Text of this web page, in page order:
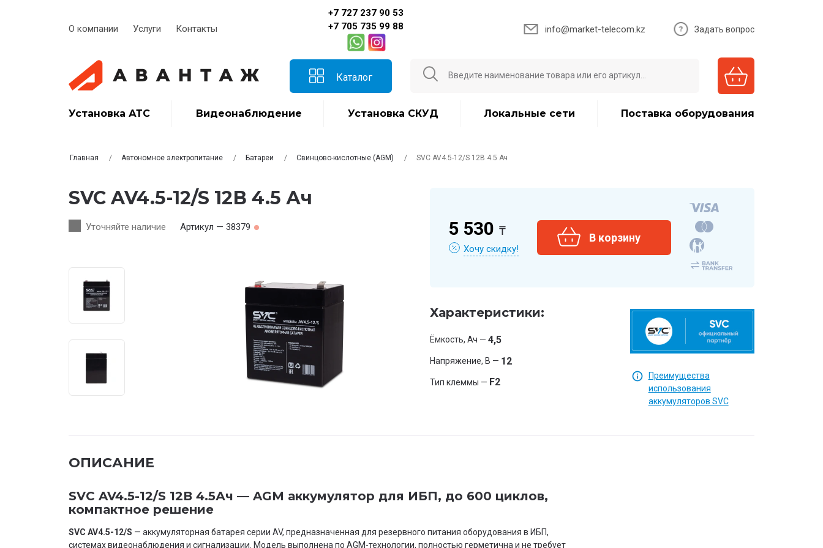
О компании Услуги Контакты
+7 727 237 90 53
+7 705 735 99 88
info@market-telecom.kz Задать вопрос
Каталог
Установка АТС Видеонаблюдение Установка СКУД Локальные сети Поставка оборудования
Главная Автономное электропитание Батареи Свинцово-кислотные (AGM) SVC AV4.5-12/S 12В 4.5 Ач
SVC AV4.5-12/S 12В 4.5 Ач
Уточняйте наличие Артикул — 38379 5 530 ₸
Хочу скидку!
Характеристики:
Ёмкость, Ач — 4,5
Напряжение, В — 12
Тип клеммы — F2
Преимущества
использования
аккумуляторов SVC
ОПИСАНИЕ
SVC AV4.5-12/S 12В 4.5Ач — AGM аккумулятор для ИБП, до 600 циклов,
компактное решение
SVC AV4.5-12/S — аккумуляторная батарея серии AV, предназначенная для резервного питания оборудования в ИБП,
системах видеонаблюдения и сигнализации. Модель выполнена по AGM-технологии, полностью герметична и не требует